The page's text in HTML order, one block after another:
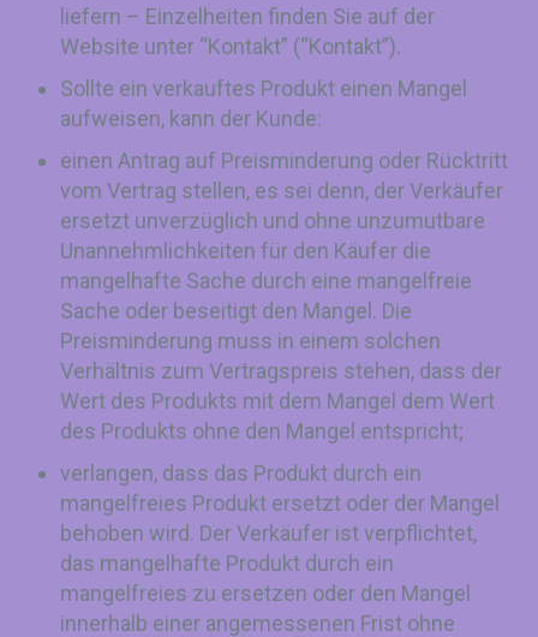
liefern – Einzelheiten finden Sie auf der
Website unter “Kontakt” (“Kontakt”).
Sollte ein verkauftes Produkt einen Mangel
aufweisen, kann der Kunde:
einen Antrag auf Preisminderung oder Rücktritt
vom Vertrag stellen, es sei denn, der Verkäufer
ersetzt unverzüglich und ohne unzumutbare
Unannehmlichkeiten für den Käufer die
mangelhafte Sache durch eine mangelfreie
Sache oder beseitigt den Mangel. Die
Preisminderung muss in einem solchen
Verhältnis zum Vertragspreis stehen, dass der
Wert des Produkts mit dem Mangel dem Wert
des Produkts ohne den Mangel entspricht;
verlangen, dass das Produkt durch ein
mangelfreies Produkt ersetzt oder der Mangel
behoben wird. Der Verkäufer ist verpflichtet,
das mangelhafte Produkt durch ein
mangelfreies zu ersetzen oder den Mangel
innerhalb einer angemessenen Frist ohne